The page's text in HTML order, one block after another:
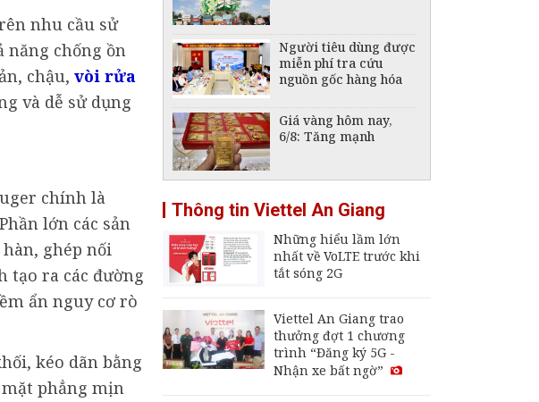
nhu cầu sử
năng chống ồn
chậu, vòi rửa
và dễ sử dụng
chính là
lớn các sản
ghép nối
tạo ra các đường
ẩn nguy cơ rò
kéo dãn bằng
phẳng mịn
Người tiêu dùng được
miễn phí tra cứu
nguồn gốc hàng hóa
Giá vàng hôm nay,
6/8: Tăng mạnh
đóng tàu, phát triển
công nghiệp hàng hải
quốc gia
Giá xăng, dầu hôm
nay 2/8: Giá dầu thế
tục đổi chiều
Thu hút FDI chất
lượng cao: Đòn bẩy
cho mục tiêu tăng
Thông tin Viettel An Giang
Những hiểu lầm lớn
nhất về VoLTE trước khi
tắt sóng 2G
Viettel An Giang trao
thưởng đợt 1 chương
trình “Đăng ký 5G -
Nhận xe bất ngờ”